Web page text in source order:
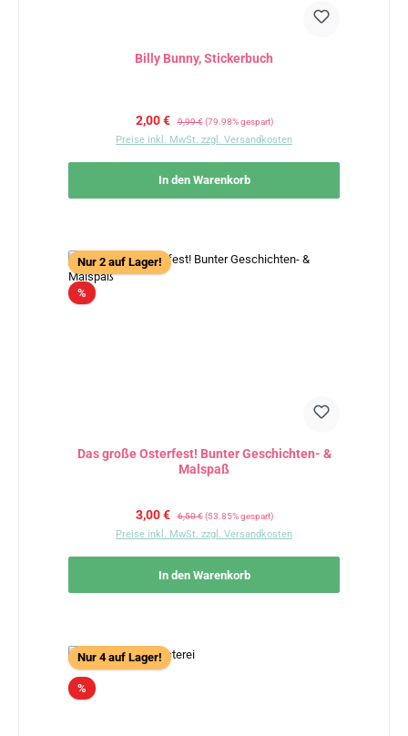
Billy Bunny, Stickerbuch
Verkaufspreis:
2,00 € Regulärer Preis:
9,99 € (79.98% gespart)
Preise inkl. MwSt. zzgl. Versandkosten
In den Warenkorb
Nur 2 auf Lager!
%Rabatt
Das große Osterfest! Bunter Geschichten- &
Malspaß
Verkaufspreis:
3,00 € Regulärer Preis:
6,50 € (53.85% gespart)
Preise inkl. MwSt. zzgl. Versandkosten
In den Warenkorb
Nur 4 auf Lager!
%Rabatt